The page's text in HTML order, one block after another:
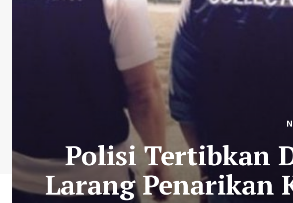
Polisi Tertibkan
Larang Penarikan